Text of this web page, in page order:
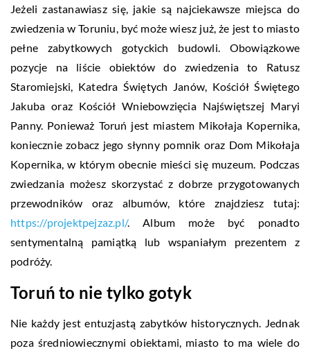
Jeżeli zastanawiasz się, jakie są najciekawsze miejsca do
zwiedzenia w Toruniu, być może wiesz już, że jest to miasto
pełne zabytkowych gotyckich budowli. Obowiązkowe
pozycje na liście obiektów do zwiedzenia to Ratusz
Staromiejski, Katedra Świętych Janów, Kościół Świętego
Jakuba oraz Kościół Wniebowzięcia Najświętszej Maryi
Panny. Ponieważ Toruń jest miastem Mikołaja Kopernika,
koniecznie zobacz jego słynny pomnik oraz Dom Mikołaja
Kopernika, w którym obecnie mieści się muzeum. Podczas
zwiedzania możesz skorzystać z dobrze przygotowanych
przewodników oraz albumów, które znajdziesz tutaj:
https://projektpejzaz.pl/. Album może być ponadto
sentymentalną pamiątką lub wspaniałym prezentem z
podróży.
Toruń to nie tylko gotyk
Nie każdy jest entuzjastą zabytków historycznych. Jednak
poza średniowiecznymi obiektami, miasto to ma wiele do